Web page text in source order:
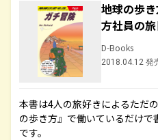
地球の歩
方社員の
D-Books
2018.04.12 発
本書は4人の旅好きによるただ
の歩き方』で働いているだけ
です。